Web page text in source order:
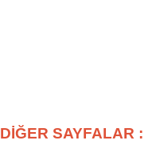
DİĞER SAYFALAR :